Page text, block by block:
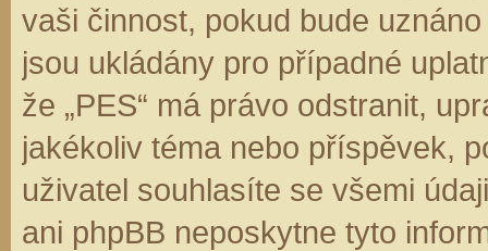
vaši činnost, pokud bude
jsou ukládány pro případné
že „PES“ má právo odstranit,
jakékoliv téma nebo příspěvek,
uživatel souhlasíte se všemi
ani phpBB neposkytne tyto